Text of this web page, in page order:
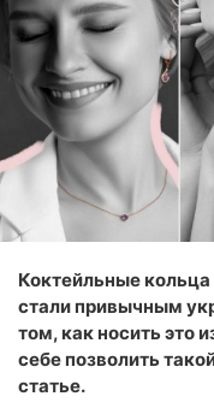
Коктейльные
стали привычным
том, как носить это
себе позволить
статье.